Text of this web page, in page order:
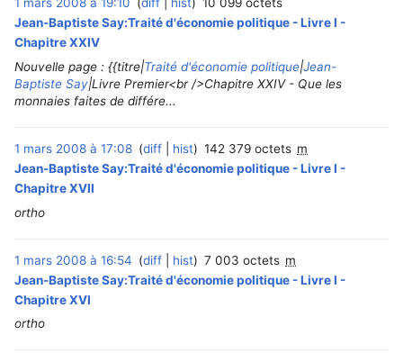
1 mars 2008 à 19:10 diff hist
10 099 octets
Jean-Baptiste Say:Traité d'économie politique - Livre I -
Chapitre XXIV
Nouvelle page : {{titre|Traité d'économie politique|Jean-
Baptiste Say|Livre Premier<br />Chapitre XXIV - Que les
monnaies faites de différe...
1 mars 2008 à 17:08 diff hist 142 379 octets m
Jean-Baptiste Say:Traité d'économie politique - Livre I -
Chapitre XVII
ortho
1 mars 2008 à 16:54 diff hist 7 003 octets m
Jean-Baptiste Say:Traité d'économie politique - Livre I -
Chapitre XVI
ortho